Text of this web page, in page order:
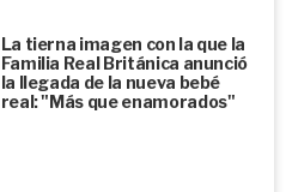
La tierna imagen con la que la
Familia Real Británica anunció
la llegada de la nueva bebé
real: "Más que enamorados"